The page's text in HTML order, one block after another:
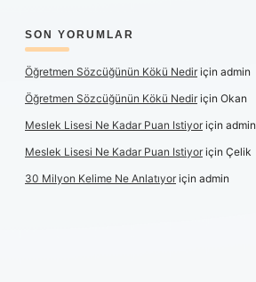
SON YORUMLAR
Öğretmen Sözcüğünün Kökü Nediriçin admin
Öğretmen Sözcüğünün Kökü Nediriçin Okan
Meslek Lisesi Ne Kadar Puan Istiyoriçin admin
Meslek Lisesi Ne Kadar Puan Istiyoriçin Çelik
30 Milyon Kelime Ne Anlatıyoriçin admin